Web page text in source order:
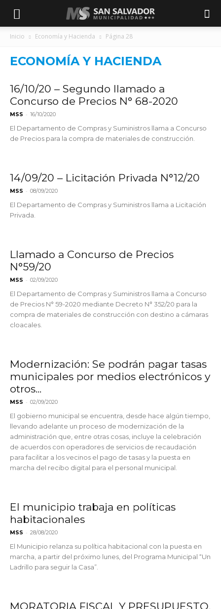
Inicio Economía y Hacienda Página 28
ECONOMÍA Y HACIENDA
16/10/20 – Segundo llamado a
Concurso de Precios N° 68-2020
MSS - 16/10/2020
El Departamento de Compras y Suministros llama a Concurso
de Precios para la compra de materiales de construcción.
14/09/20 – Licitación Privada N°12/20
MSS - 08/09/2020
El Departamento de Compras y Suministros llama a Licitación
Privada.
Llamado a Concurso de Precios
N°59/20
MSS - 02/09/2020
El Departamento de Compras y Suministros llama a Concurso
de Precios N° 59-2020 mediante Decreto N° 352/20 para la
compra de materiales de construcción con destino a cámaras
cloacales.
Modernización: Se podrán pagar tasas
municipales por medios electrónicos y
otros...
MSS - 02/09/2020
El gobierno municipal se encuentra, desde hace algún tiempo,
llevando adelante un proceso de modernización de la
administración que, entre otras cosas, incluye la celebración
de acuerdos con operadores de servicios de recaudación
para facilitar a los vecinos el pago de tasas y la puesta en
marcha del recibo digital para el personal municipal.
El municipio trabaja en políticas
habitacionales
MSS - 28/08/2020
El Municipio relanza su política habitacional con la puesta en
marcha, a partir del próximo lunes, del Programa Municipal “Un
Ladrillo para seguir la Casa”.
MORATORIA FISCAL Y PRESUPUESTO,